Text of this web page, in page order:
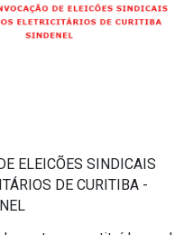
ELEICÕES SINDICAIS
DE CURITIBA -